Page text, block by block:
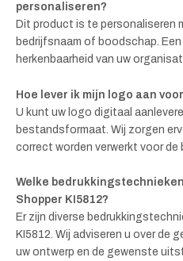
personaliseren?
Dit product is te personaliseren
bedrijfsnaam of boodschap.
herkenbaarheid van uw
Hoe lever ik mijn logo aan
U kunt uw logo digitaal
bestandsformaat. Wij zorgen
correct worden verwerkt voor de
Welke
Shopper KI5812?
Er zijn diverse
KI5812. Wij adviseren u over de
uw ontwerp en de gewenste